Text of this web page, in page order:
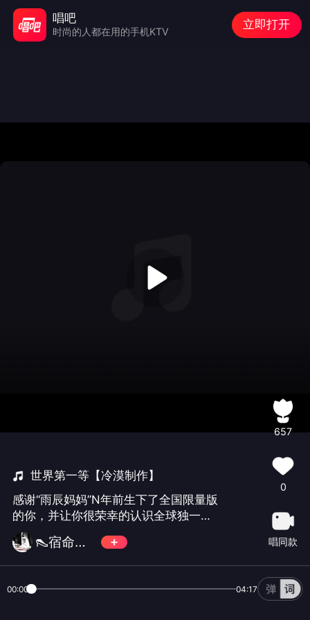
世界第一等【冷漠制作】
感谢“雨辰妈妈”N年前生下了全国限量版
的你，并让你很荣幸的认识全球独一无
二的我，尧、菲与你同祈愿妈妈身体健
康万寿无疆！亲爱的“雨辰”Happy
birthday to you!菲菲在此借尧尧之声同
快乐。感恩一路陪伴的每一位
👠宿命🎀菲菲👠
657
0
唱同款
00:00 04:17
唱吧
时尚的人都在用的手机KTV
立即打开